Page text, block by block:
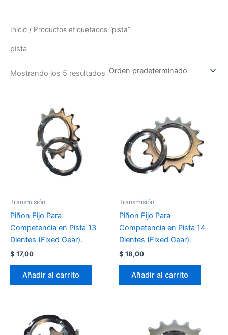
Inicio / Productos etiquetados “pista”
pista
Mostrando los 5 resultados
Transmisión
Piñon Fijo Para
Competencia en Pista 13
Dientes (Fixed Gear).
$ 17,00
Añadir al carrito
Transmisión
Piñon Fijo Para
Competencia en Pista 14
Dientes (Fixed Gear).
$ 18,00
Añadir al carrito